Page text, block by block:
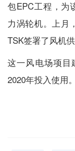
包EPC工程，为
力涡轮机。上月
TSK签署了风机供
这一风电场项目
2020年投入使用。